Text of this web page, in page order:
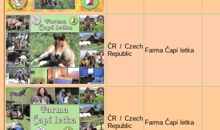
ČR / Czech
Republic
Farma Čapí letka
ČR / Czech
Republic
Farma Čapí letka